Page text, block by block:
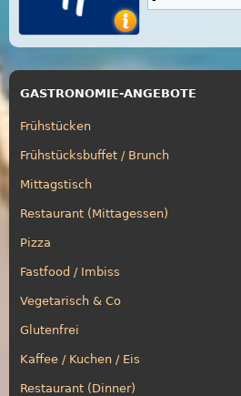
GASTRONOMIE-ANGEBOTE
Frühstücken
Frühstücksbuffet / Brunch
Mittagstisch
Restaurant (Mittagessen)
Pizza
Fastfood / Imbiss
Vegetarisch & Co
Glutenfrei
Kaffee / Kuchen / Eis
Restaurant (Dinner)